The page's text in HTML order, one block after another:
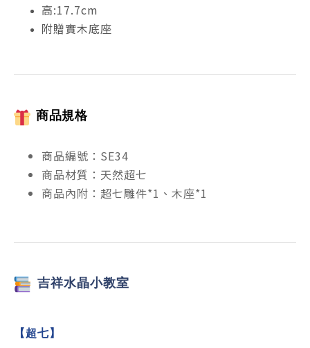
高:17.7cm
附贈實木底座
商品規格
商品編號：SE34
商品材質：天然超七
商品內附：超七雕件*1、木座*1
吉祥水晶小教室
【超七】